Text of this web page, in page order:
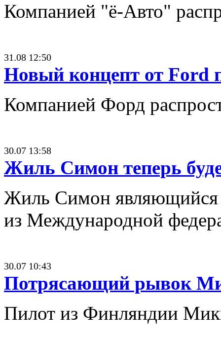
Компанией "ё-Авто"
31.08 12:50
Новый концепт от Ford
Компанией Форд
30.07 13:58
Жиль Симон теперь
Жиль Симон являющийся
из Международной
30.07 10:43
Потрясающий рывок
Пилот из Финляндии